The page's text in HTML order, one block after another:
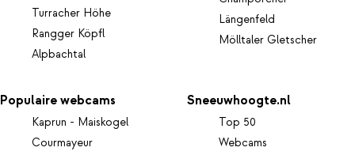
Turracher Höhe
Rangger Köpfl
Alpbachtal
Längenfeld
Mölltaler Gletscher
Populaire webcams
Kaprun - Maiskogel
Courmayeur
Sneeuwhoogte.nl
Top 50
Webcams